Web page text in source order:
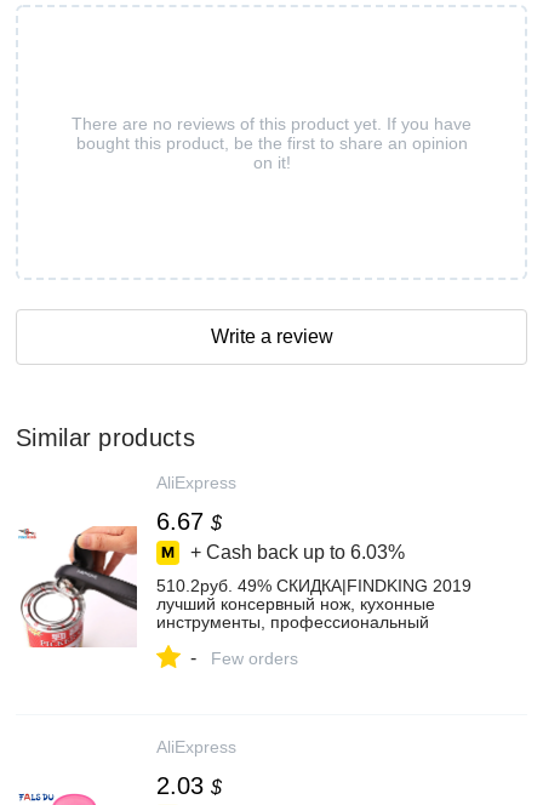
There are no reviews of this product yet. If you have
bought this product, be the first to share an opinion
on it!
Write a review
Similar products
AliExpress
6.67 $
+ Cash back up to 6.03%
510.2руб. 49% СКИДКА|FINDKING 2019
лучший консервный нож, кухонные
инструменты, профессиональный
нержавеющей стали, ручной консервный
- Few orders
AliExpress
2.03 $